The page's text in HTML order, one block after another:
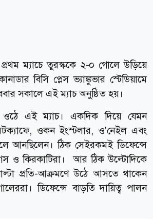
প্রথম ম্যাচে তুরস্ককে ২-০ গোলে উড়িয়ে
বিসি প্লেস ভ্যাঙ্কুভার স্টেডিয়ামে
সকালে এই ম্যাচ অনুষ্ঠিত হয়।
এই ম্যাচ। একদিক দিয়ে যেমন
ওকন ইংস্টলার, ও'নেইল এবং
আনছিলেন। ঠিক সেইরকমই ডিফেন্সে
ও কিরকাটিরা। আর ঠিক উল্টোদিকে
প্রতি-আক্রমণে উঠে আসতে থাকেন
ডিফেন্সে বাড়তি দায়িত্ব পালন